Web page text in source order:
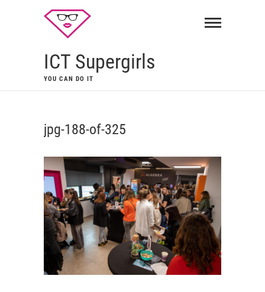
ICT Supergirls
YOU CAN DO IT
jpg-188-of-325